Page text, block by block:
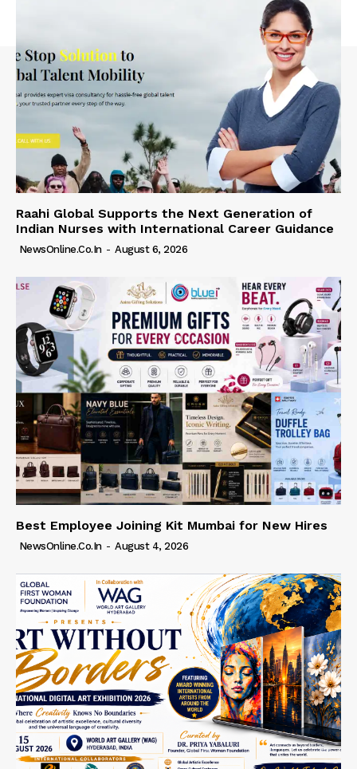
Raahi Global Supports the Next Generation of
Indian Nurses with International Career Guidance
NewsOnline.co.in - August 6, 2026
Best Employee Joining Kit Mumbai for New Hires
NewsOnline.co.in - August 4, 2026